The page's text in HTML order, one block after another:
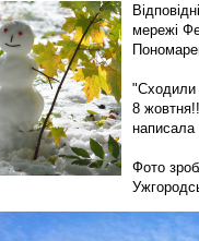
мережі
"Сходили
8
написала
Фото